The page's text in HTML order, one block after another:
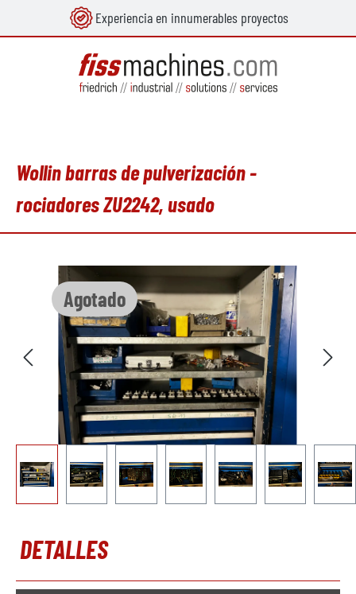
principal Experiencia en innumerables proyectos
Wollin barras de pulverización -
rociadores ZU2242, usado
Agotado
Omitir galería de imágenes
DETALLES